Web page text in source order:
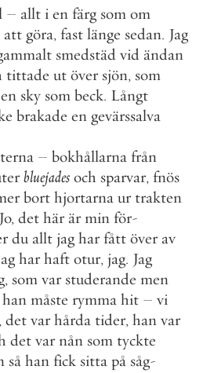
– allt i en färg som om
att göra, fast länge sedan. Jag
smedstäd vid ändan
tittade ut över sjön, som
en sky som beck. Långt
brakade en gevärssalva
– bokhållarna från
bluejades och sparvar, fnös
bort hjortarna ur trakten
Jo, det här är min för-
du allt jag har fått över av
har haft otur, jag. Jag
, som var studerande men
han måste rymma hit – vi
det var hårda tider, han var
det var nån som tyckte
så han fick sitta på såg-